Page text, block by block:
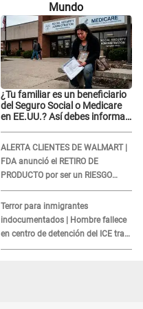
semicalvo que le dobla la edad"
Mundo
¿Tu familiar es un beneficiario
del Seguro Social o Medicare
en EE.UU.? Así debes informar
ALERTA CLIENTES DE WALMART |
FDA anunció el RETIRO DE
PRODUCTO por ser un RIESGO
MORTAL para consumidores: ¿Cuál
es?
Terror para inmigrantes
indocumentados | Hombre fallece
en centro de detención del ICE tras
sufrir una "emergencia médica"